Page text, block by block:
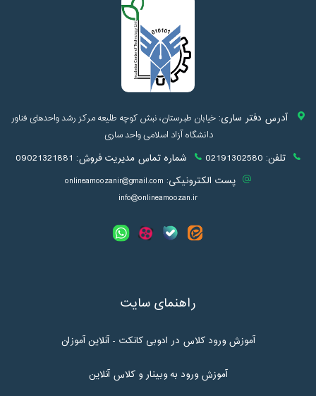
آدرس دفتر ساری:خیابان طبرستان، نبش کوچه طلیعه مرکز رشد واحدهای فناور
دانشگاه آزاد اسلامی واحد ساری
تلفن: 02191302580 شماره تماس مدیریت فروش: 09021321881
پست الکترونیکی: onlineamoozanir@gmail.com
info@onlineamoozan.ir
راهنمای سایت
آموزش ورود کلاس در ادوبی کانکت - آنلاین آموزان
آموزش ورود به وبینار و کلاس آنلاین